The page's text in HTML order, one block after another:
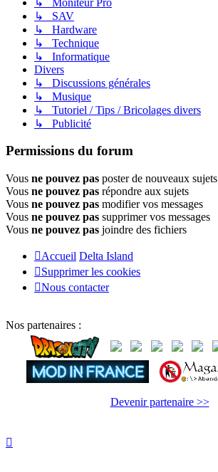
↳ SAV
↳ Hardware
↳ Technique
↳ Informatique
Divers
↳ Discussions générales
↳ Musique
↳ Tutoriel / Tips / Bricolages divers
↳ Publicité
Permissions du forum
Vous ne pouvez pas poster de nouveaux sujets
Vous ne pouvez pas répondre aux sujets
Vous ne pouvez pas modifier vos messages
Vous ne pouvez pas supprimer vos messages
Vous ne pouvez pas joindre des fichiers
Accueil Delta Island
Supprimer les cookies
Nous contacter
Nos partenaires :
Devenir partenaire >>